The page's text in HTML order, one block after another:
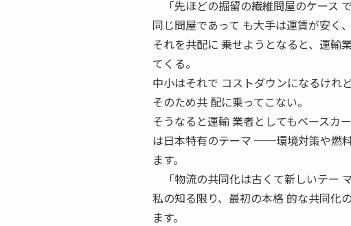
「先ほどの掘留の繊維問屋のケース
同じ問屋であって も大手は運賃が安く
それを共配に 乗せようとなると、運輸
てくる。
中小はそれで コストダウンになるけれ
そのため共 配に乗ってこない。
そうなると運輸 業者としてもベースカ
は日本特有のテーマ ──環境対策や燃
ます。
「物流の共同化は古くて新しいテー マ
私の知る限り、最初の本格 的な共同化
ます。